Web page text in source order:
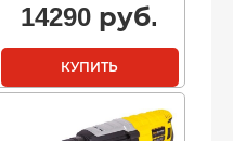
14290 руб.
КУПИТЬ